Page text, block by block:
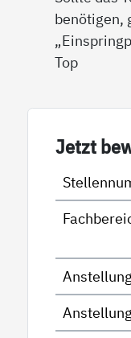
benötigen,
Top
Jetzt